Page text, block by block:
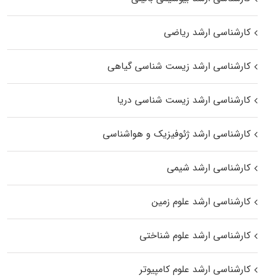
کارشناسی ارشد ریاضی
کارشناسی ارشد زیست‌ شناسی گیاهی
کارشناسی ارشد زیست‌ شناسی دریا
کارشناسی ارشد ژئوفیزیک و هواشناسی
کارشناسی ارشد شیمی
کارشناسی ارشد علوم زمین
کارشناسی ارشد علوم شناختی
کارشناسی ارشد علوم کامپیوتر